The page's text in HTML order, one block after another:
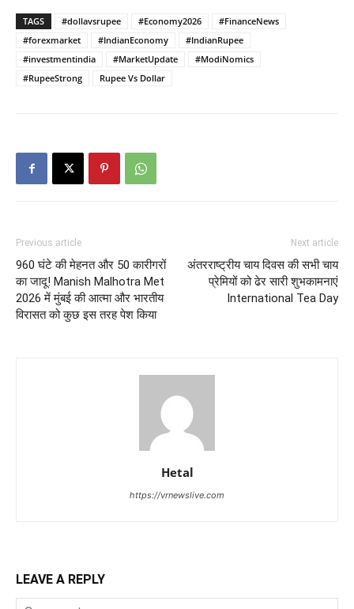
TAGS #dollavsrupee #Economy2026
#FinanceNews
#forexmarket
#IndianEconomy
#IndianRupee
#investmentindia
#MarketUpdate
#ModiNomics
#RupeeStrong
Rupee Vs Dollar
Previous article
960 घंटे की मेहनत और 50 कारीगरों
का जादू! Manish Malhotra Met
2026 में मुंबई की आत्मा और भारतीय
विरासत को कुछ इस तरह पेश किया
Next article
अंतरराष्ट्रीय चाय दिवस की सभी चाय
प्रेमियों को ढेर सारी शुभकामनाएं
International Tea Day
Hetal
https://vrnewslive.com
LEAVE A REPLY